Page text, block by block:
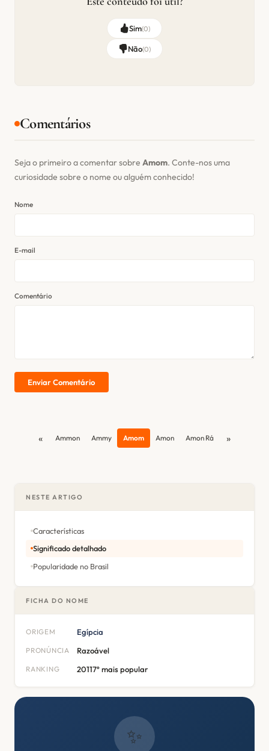
Sim(0)
Não(0)
Comentários
Seja o primeiro a comentar sobre Amom. Conte-nos uma
curiosidade sobre o nome ou alguém conhecido!
Nome
E-mail
Comentário
Enviar Comentário
« Ammon Ammy Amom Amon Amon Rá »
NESTE ARTIGO
Características
Significado detalhado
Popularidade no Brasil
FICHA DO NOME
ORIGEM Egípcia
PRONÚNCIA Razoável
RANKING 20117º mais popular
✨